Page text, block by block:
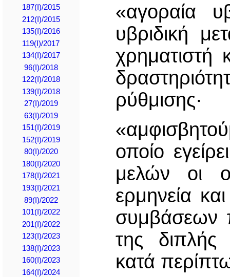
187(I)/2015
212(Ι)/2015
135(I)/2016
119(I)/2017
134(I)/2017
96(I)/2018
122(I)/2018
139(I)/2018
27(I)/2019
63(I)/2019
151(I)/2019
152(I)/2019
80(I)/2020
180(I)/2020
178(I)/2021
193(I)/2021
89(I)/2022
101(I)/2022
201(I)/2022
123(Ι)/2023
138(I)/2023
160(I)/2023
164(I)/2024
«αγοραία
υβριδική
χρηματιστή
ρύθμισης·
οποίο
μελών οι
ερμηνεία
συμβάσεων
της διπλής
κατά